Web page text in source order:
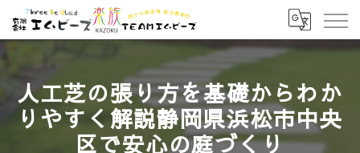
人工芝の張り方を基礎からわか
りやすく解説静岡県浜松市中央
区で安心の庭づくり